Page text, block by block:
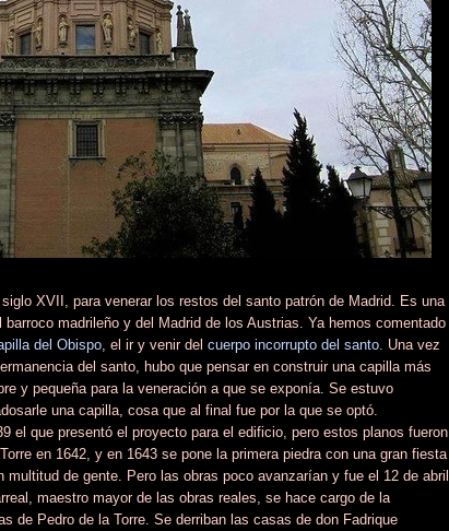
XVII, para venerar los restos del santo patrón de Madrid. Es una
madrileño y del Madrid de los Austrias. Ya hemos comentado
del Obispo , el ir y venir del cuerpo incorrupto del santo . Una vez
del santo, hubo que pensar en construir una capilla más
y pequeña para la veneración a que se exponía. Se estuvo
una capilla, cosa que al final fue por la que se optó.
el que presentó el proyecto para el edificio, pero estos planos fueron
en 1642, y en 1643 se pone la primera piedra con una gran fiesta
multitud de gente. Pero las obras poco avanzarían y fue el 12 de abril
maestro mayor de las obras reales, se hace cargo de la
de Pedro de la Torre. Se derriban las casas de don Fadrique